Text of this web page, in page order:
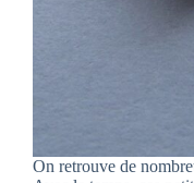
On retrouve de